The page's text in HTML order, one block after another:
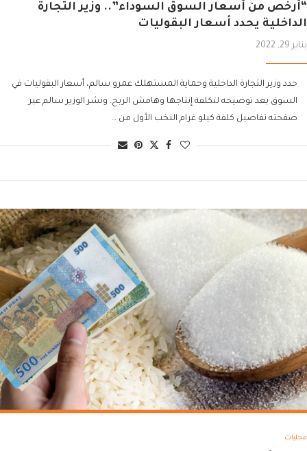
“أرخص من أسعار السوق السوداء”.. وزير التجارة
الداخلية يحدد أسعار البقوليات
يناير 29, 2022
حدد وزير التجارة الداخلية وحماية المستهلك عمرو سالم، أسعار البقوليات في
السوق بعد توضيحه لتكلفة إنتاجها وهامش الربح. ونشر الوزير سالم عبر
صفحته تفاصيل كلفة كيلو غرام النخب الأول من …
محليات